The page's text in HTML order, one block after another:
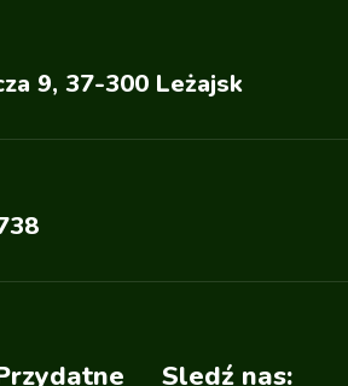
9, 37-300 Leżajsk
Sledź nas: